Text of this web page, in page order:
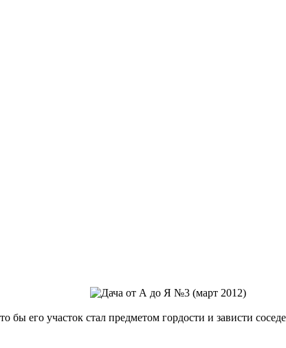
бы его участок стал предметом гордости и зависти